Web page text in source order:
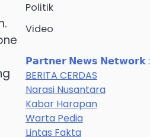
Politik
Video
𝗣𝗮𝗿𝘁𝗻𝗲𝗿 𝗡𝗲𝘄𝘀 𝗡𝗲𝘁𝘄𝗼𝗿𝗸 :
BERITA CERDAS
Narasi Nusantara
Kabar Harapan
Warta Pedia
Lintas Fakta